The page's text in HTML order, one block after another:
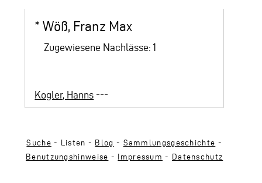
*Wöß, Franz Max
Zugewiesene Nachlässe: 1
Kogler, Hanns ---
Suche - Listen - Blog - Sammlungsgeschichte -
Benutzungshinweise - Impressum - Datenschutz